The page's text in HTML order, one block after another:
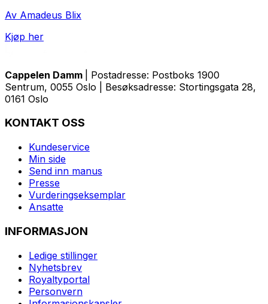
Av Amadeus Blix
Kjøp her
Cappelen Damm
| Postadresse: Postboks 1900
Sentrum, 0055 Oslo | Besøksadresse: Stortingsgata 28,
0161 Oslo
KONTAKT OSS
Kundeservice
Min side
Send inn manus
Presse
Vurderingseksemplar
Ansatte
INFORMASJON
Ledige stillinger
Nyhetsbrev
Royaltyportal
Personvern